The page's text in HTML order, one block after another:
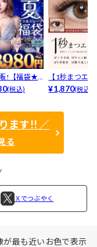
!【福袋★
ト3点
(税込)
【1秒まつエ
リュームタイ
¥1,870(税込)
ます!! ／
る
Ｘでつぶやく
最も近いお色で表示